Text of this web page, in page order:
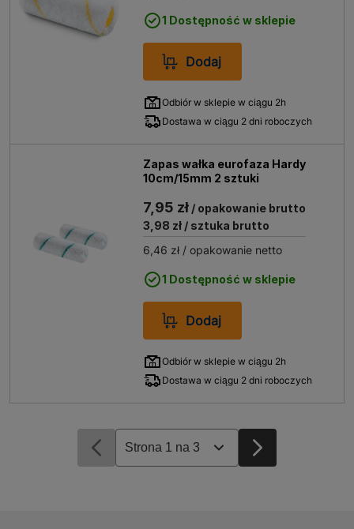
1 Dostępność w sklepie
Dodaj
Odbiór w sklepie w ciągu 2h
Dostawa w ciągu 2 dni roboczych
Zapas wałka eurofaza Hardy
10cm/15mm 2 sztuki
7,95 zł / opakowanie brutto
3,98 zł / sztuka brutto
6,46 zł / opakowanie netto
1 Dostępność w sklepie
Dodaj
Odbiór w sklepie w ciągu 2h
Dostawa w ciągu 2 dni roboczych